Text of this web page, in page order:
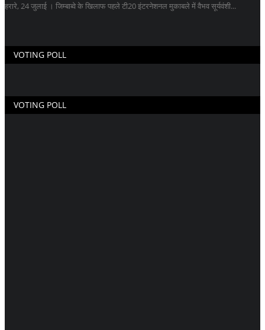
हरारे, 24 जुलाई । जिम्बाब्वे के खिलाफ पहले टी20 इंटरनेशनल मुकाबले में वैभव सूर्यवंशी...
VOTING POLL
VOTING POLL